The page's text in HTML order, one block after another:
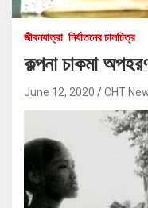
জীবনযাত্রা নির্যাতনের চালচিত্র
কল্পনা চাকমা
June 12, 2020 CHT